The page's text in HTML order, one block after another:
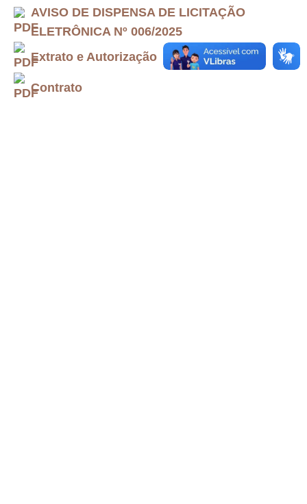
AVISO DE DISPENSA DE LICITAÇÃO
ELETRÔNICA Nº 006/2025
Extrato e Autorização
Contrato